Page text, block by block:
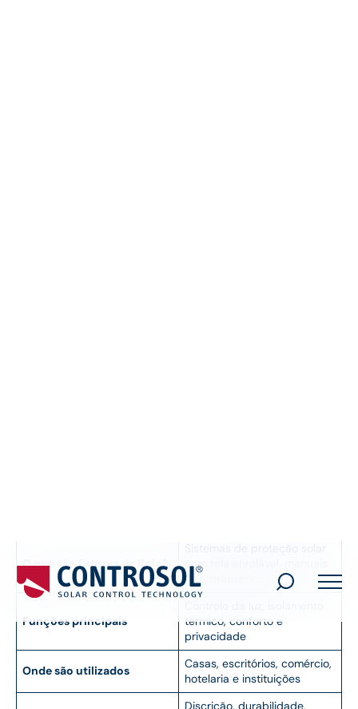
O que são Estores de Rolo?
Sistemas de proteção solar
com tela enrolável, manuais
ou motorizados
Funções principais
térmico, conforto e
privacidade
Onde são utilizados
Casas, escritórios, comércio,
hotelaria e instituições
Discrição, durabilidade,